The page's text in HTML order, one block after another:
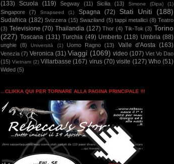
(133) Scuola (119) Segway (11) Sicilia (13) Simone (Dipa) (1)
Singapore (7) Snapseed (1) Spagna (72) Stati Uniti (188)
Sudafrica (182) Svizzera (15) Swaziland (5) tappi metallici (8) Teatro
(3) Televisione (70) Thailandia (127) Thor (4) Tik-Tok (3) Torino
(227) Toscana (131) Turchia (49) Umberto (118) Umbria (88)
unghie (8) Università (1) Uomo Ragno (13) Valle d'Aosta (163)
Venezia (7) Veronica (31) Viaggi (1069) video (107) Viet Vo Dao
(15) Vietnam (2) Villarbasse (167) virus (70) visite (127) Who (51)
Wided (5)
...CLIKKA QUI PER TORNARE ALLA PAGINA PRINCIPALE !!!